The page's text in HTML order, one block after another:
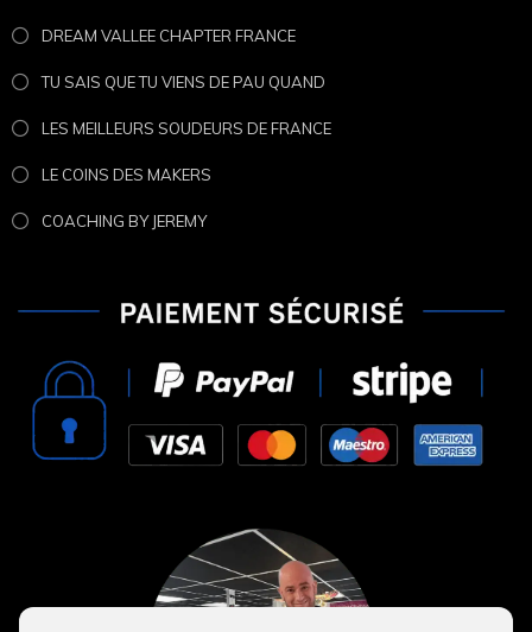
DREAM VALLEE CHAPTER FRANCE
TU SAIS QUE TU VIENS DE PAU QUAND
LES MEILLEURS SOUDEURS DE FRANCE
LE COINS DES MAKERS
COACHING BY JEREMY